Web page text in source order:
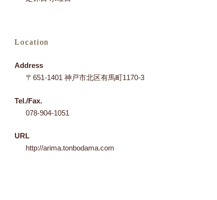
Location
Address
〒651-1401 神戸市北区有馬町1170-3
Tel./Fax.
078-904-1051
URL
http://arima.tonbodama.com